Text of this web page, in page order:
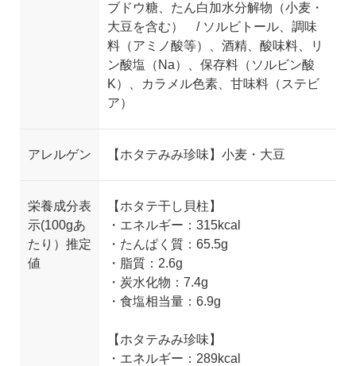
ブドウ糖、たん白加水分解物（小麦・
大豆を含む） / ソルビトール、調味
料（アミノ酸等）、酒精、酸味料、リ
ン酸塩（Na）、保存料（ソルビン酸
K）、カラメル色素、甘味料（ステビ
ア）
アレルゲン 【ホタテみみ珍味】小麦・大豆
栄養成分表
示(100gあ
たり）推定
値
【ホタテ干し貝柱】
・エネルギー：315kcal
・たんぱく質：65.5g
・脂質：2.6g
・炭水化物：7.4g
・食塩相当量：6.9g
【ホタテみみ珍味】
・エネルギー：289kcal